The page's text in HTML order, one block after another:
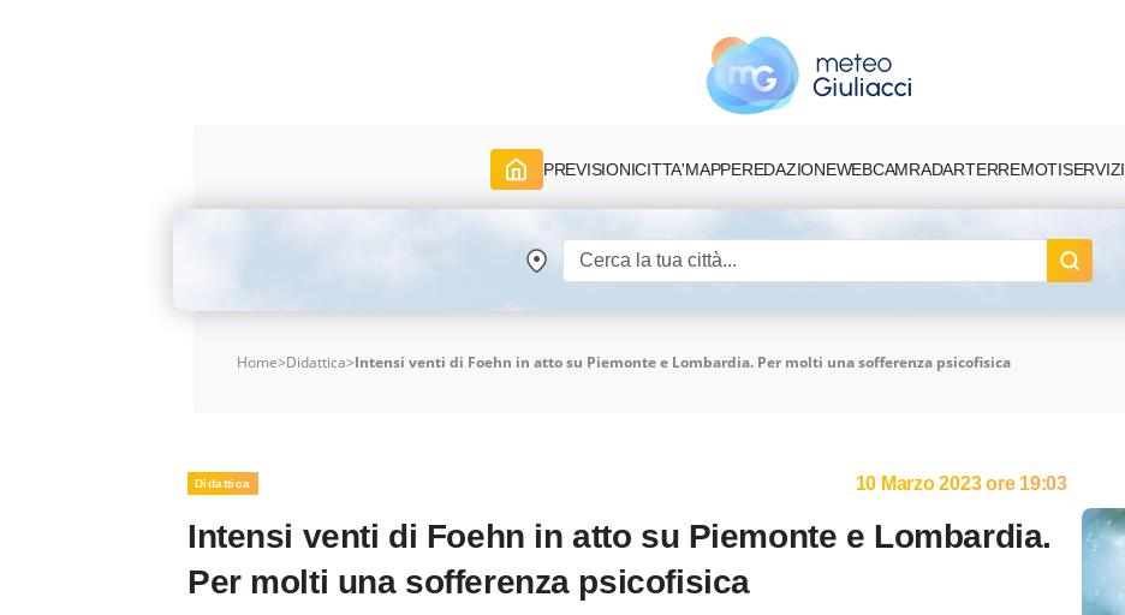
PREVISIONICITTA'MAPPEREDAZIONEWEBCAMRADARTERREMOTISERVIZI
Home>Didattica>Intensi venti di Foehn in atto su Piemonte e Lombardia. Per molti una sofferenza psicofisica
Didattica 10 Marzo 2023 ore 19:03
Intensi venti di Foehn in atto su Piemonte e Lombardia.
Per molti una sofferenza psicofisica